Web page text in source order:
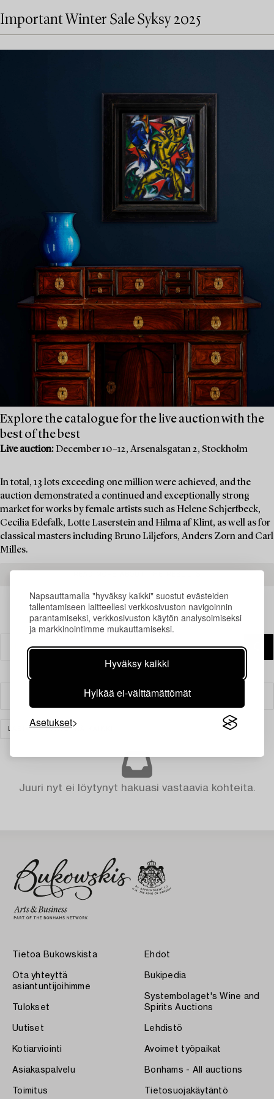
Napsauttamalla "hyväksy kaikki" suostut evästeiden
tallentamiseen laitteellesi verkkosivuston navigoinnin
parantamiseksi, verkkosivuston käytön analysoimiseksi
ja markkinointimme mukauttamiseksi.
Hyväksy kaikki
Hylkää ei-välttämättömät
Asetukset
Important Winter Sale Syksy 2025
Explore the catalogue for the live auction with the
best of the best
Live auction: December 10–12, Arsenalsgatan 2, Stockholm
In total, 13 lots exceeding one million were achieved, and the
auction demonstrated a continued and exceptionally strong
market for works by female artists such as Helene Schjerfbeck,
Cecilia Edefalk, Lotte Laserstein and Hilma af Klint, as well as for
classical masters including Bruno Liljefors, Anders Zorn and Carl
Milles.
Suodatin
TYHJENNÄ KAIKKI
Juuri nyt ei löytynyt hakuasi vastaavia kohteita.
Tietoa Bukowskista
Ota yhteyttä
asiantuntijoihimme
Tulokset
Uutiset
Kotiarviointi
Asiakaspalvelu
Toimitus
Ehdot
Bukipedia
Systembolaget's Wine and
Spirits Auctions
Lehdistö
Avoimet työpaikat
Bonhams - All auctions
Tietosuojakäytäntö